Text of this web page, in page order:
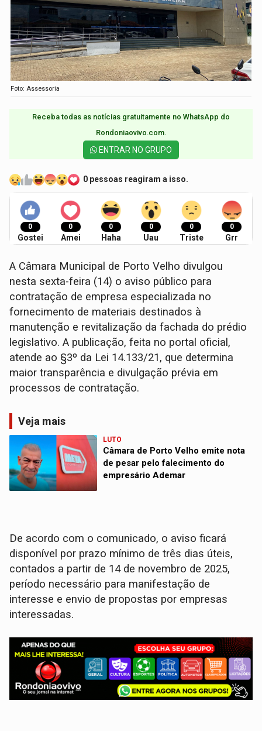
Foto: Assessoria
Receba todas as notícias gratuitamente no WhatsApp do
Rondoniaovivo.com.​
ENTRAR NO GRUPO
0 pessoas reagiram a isso.
0
Gostei
0
Amei
0
Haha
0
Uau
0
Triste
0
Grr
A Câmara Municipal de Porto Velho divulgou
nesta sexta-feira (14) o aviso público para
contratação de empresa especializada no
fornecimento de materiais destinados à
manutenção e revitalização da fachada do prédio
legislativo. A publicação, feita no portal oficial,
atende ao §3º da Lei 14.133/21, que determina
maior transparência e divulgação prévia em
processos de contratação.
Veja mais
LUTO
Câmara de Porto Velho emite nota
de pesar pelo falecimento do
empresário Ademar
De acordo com o comunicado, o aviso ficará
disponível por prazo mínimo de três dias úteis,
contados a partir de 14 de novembro de 2025,
período necessário para manifestação de
interesse e envio de propostas por empresas
interessadas.